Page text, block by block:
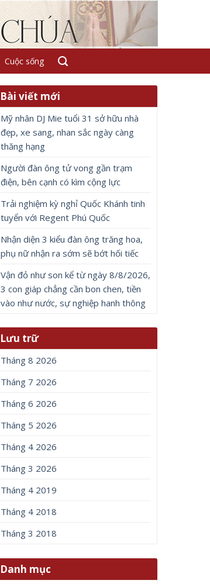
Cuộc sống
Bài viết mới
Mỹ nhân DJ Mie tuổi 31 sở hữu nhà
đẹp, xe sang, nhan sắc ngày càng
thăng hạng
Người đàn ông tử vong gần trạm
điện, bên cạnh có kìm cộng lực
Trải nghiệm kỳ nghỉ Quốc Khánh tinh
tuyển với Regent Phú Quốc
Nhận diện 3 kiểu đàn ông trăng hoa,
phụ nữ nhận ra sớm sẽ bớt hối tiếc
Vận đỏ như son kể từ ngày 8/8/2026,
3 con giáp chẳng cần bon chen, tiền
vào như nước, sự nghiệp hanh thông
Lưu trữ
Tháng 8 2026
Tháng 7 2026
Tháng 6 2026
Tháng 5 2026
Tháng 4 2026
Tháng 3 2026
Tháng 4 2019
Tháng 4 2018
Tháng 3 2018
Danh mục